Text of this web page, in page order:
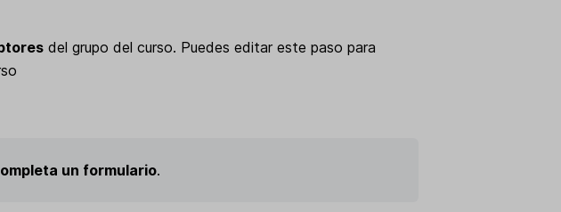
del grupo del curso. Puedes editar este paso para
un formulario.